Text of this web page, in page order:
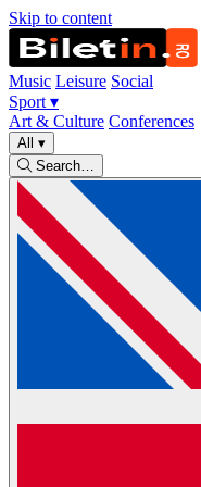
Skip to content
Music Leisure Social
Sport ▾
Art & Culture Conferences
All ▾
Search…